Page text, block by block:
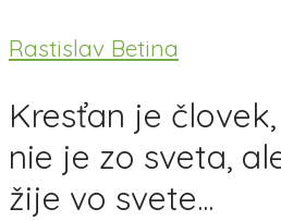
Rastislav Betina
Kresťan je
nie je zo sveta,
žije vo svete...